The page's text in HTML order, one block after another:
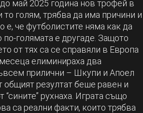
май 2025 година нов трофей в
голям, трябва да има причини и
е, че футболистите няма как да
голямата е другаде. Защото
от тях са се справяли в Европа
елиминираха два
прилични – Шкупи и Апоел
резултат беше равен и
рухнаха. Играта също
са реални факти, които трябва